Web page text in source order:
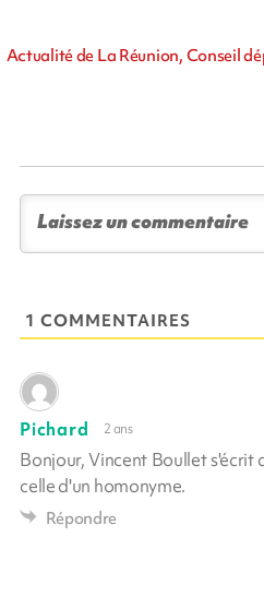
Actualité de La Réunion, Conseil
1 COMMENTAIRES
Pichard 2 ans
Bonjour, Vincent Boullet s'écrit
celle d'un homonyme.
Répondre